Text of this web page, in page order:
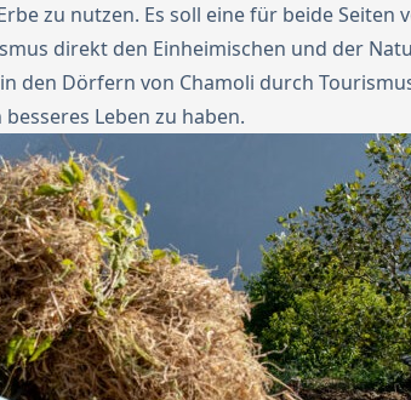
zu nutzen. Es soll eine für beide Seiten
direkt den Einheimischen und der
den Dörfern von Chamoli durch
Leben zu haben.